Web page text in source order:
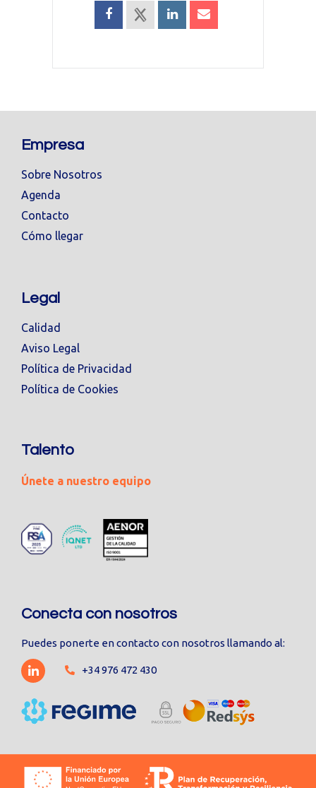
Empresa
Sobre Nosotros
Agenda
Contacto
Cómo llegar
Legal
Calidad
Aviso Legal
Política de Privacidad
Política de Cookies
Talento
Únete a nuestro equipo
Conecta con nosotros
Puedes ponerte en contacto con nosotros llamando al:
+34 976 472 430